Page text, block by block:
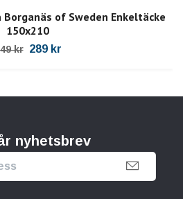
of Sweden Enkeltäcke
150x210
kr 289 kr
nyhetsbrev